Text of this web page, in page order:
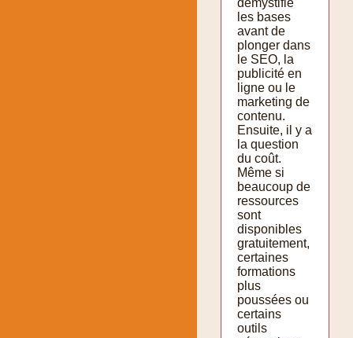
les bases
avant de
plonger dans
le SEO, la
publicité en
ligne ou le
marketing de
contenu.
Ensuite, il y a
la question
du coût.
Même si
beaucoup de
ressources
sont
disponibles
gratuitement,
certaines
formations
plus
poussées ou
certains
outils